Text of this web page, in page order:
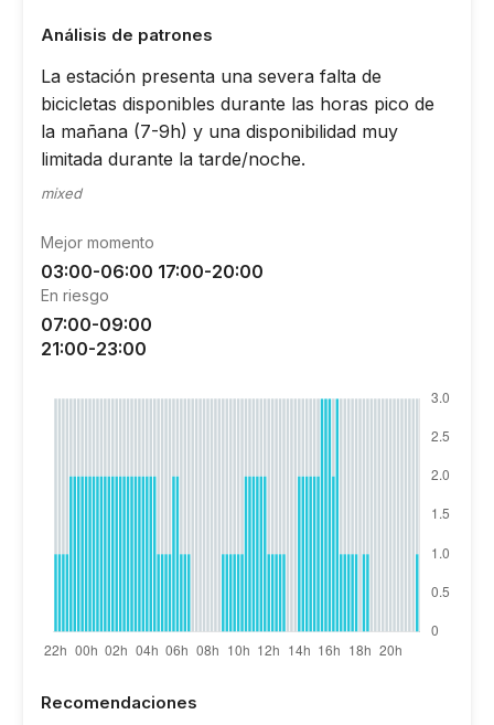
Análisis de patrones
La estación presenta una severa falta de
bicicletas disponibles durante las horas pico de
la mañana (7-9h) y una disponibilidad muy
limitada durante la tarde/noche.
mixed
Mejor momento
03:00-06:00 17:00-20:00
En riesgo
07:00-09:00
21:00-23:00
Recomendaciones